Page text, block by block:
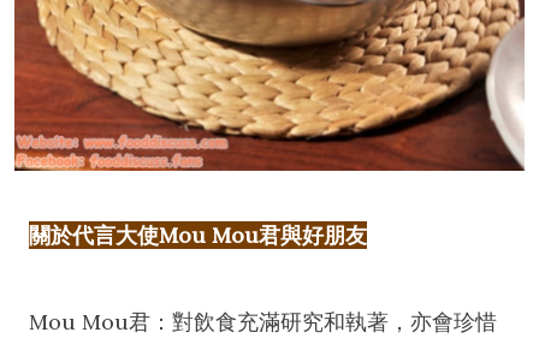
關於代言大使Mou Mou君與好朋友
Mou Mou君：對飲食充滿研究和執著，亦會珍惜